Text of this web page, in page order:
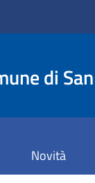
di
Novità